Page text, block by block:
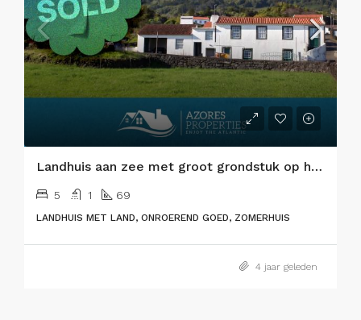
Landhuis aan zee met groot grondstuk op het eiland Pico
5 1 69
LANDHUIS MET LAND, ONROEREND GOED, ZOMERHUIS
4 jaar geleden